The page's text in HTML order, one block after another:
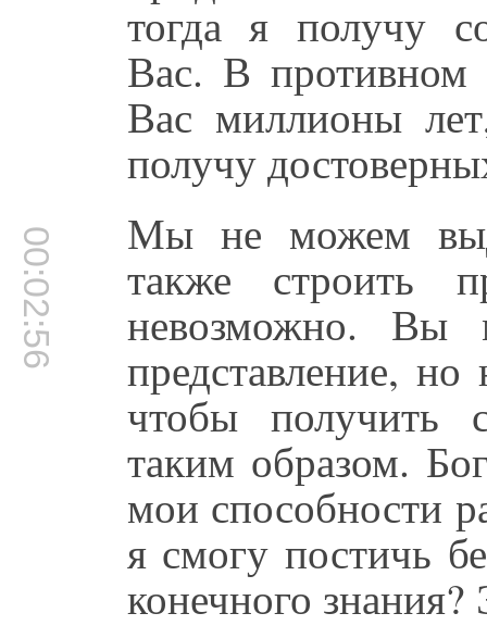
тогда я получу
Вас. В противном
Вас миллионы
получу
00:02:56 Мы не можем
также строить
невозможно. Вы
представление,
чтобы получить
таким образом.
мои способности
я смогу постичь
конечного